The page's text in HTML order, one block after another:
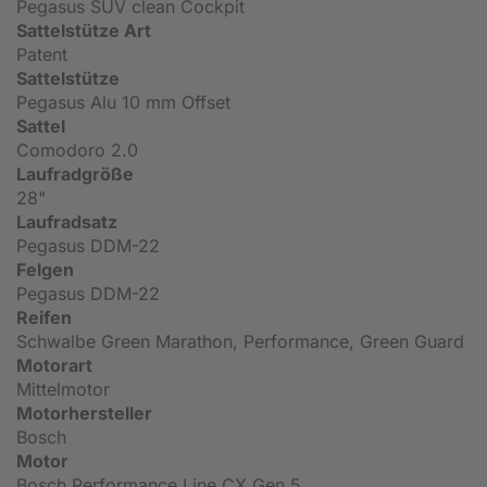
Pegasus SUV clean Cockpit
Sattelstütze Art
Patent
Sattelstütze
Pegasus Alu 10 mm Offset
Sattel
Comodoro 2.0
Laufradgröße
28"
Laufradsatz
Pegasus DDM-22
Felgen
Pegasus DDM-22
Reifen
Schwalbe Green Marathon, Performance, Green Guard
Motorart
Mittelmotor
Motorhersteller
Bosch
Motor